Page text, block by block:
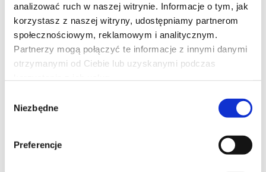
analizować ruch w naszej witrynie. Informacje o tym, jak
korzystasz z naszej witryny, udostępniamy partnerom
społecznościowym, reklamowym i analitycznym.
Partnerzy mogą połączyć te informacje z innymi danymi
otrzymanymi od Ciebie lub uzyskanymi podczas
zgody
Niezbędne
Preferencje
Zawieście czerwone latarnie (re-
Songlian zostaje czwartą konkubiną zamożnego pana Chena.
Trafia do jego imponującej posiadłości, gdzie obowiązują
specyficzne zasady, a każdy aspekt codzienności kształtują